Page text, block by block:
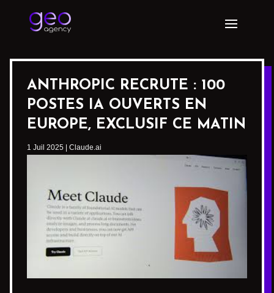
ANTHROPIC RECRUTE : 100
POSTES IA OUVERTS EN
EUROPE, EXCLUSIF CE MATIN
1 Juil 2025 Claude.ai